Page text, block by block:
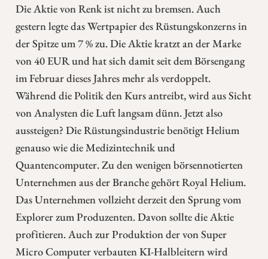
Die Aktie von Renk ist nicht zu bremsen. Auch
gestern legte das Wertpapier des Rüstungskonzerns in
der Spitze um 7 % zu. Die Aktie kratzt an der Marke
von 40 EUR und hat sich damit seit dem Börsengang
im Februar dieses Jahres mehr als verdoppelt.
Während die Politik den Kurs antreibt, wird aus Sicht
von Analysten die Luft langsam dünn. Jetzt also
aussteigen? Die Rüstungsindustrie benötigt Helium
genauso wie die Medizintechnik und
Quantencomputer. Zu den wenigen börsennotierten
Unternehmen aus der Branche gehört Royal Helium.
Das Unternehmen vollzieht derzeit den Sprung vom
Explorer zum Produzenten. Davon sollte die Aktie
profitieren. Auch zur Produktion der von Super
Micro Computer verbauten KI-Halbleitern wird